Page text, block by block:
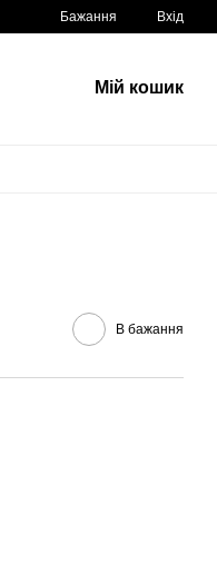
Бажання Вхід
Мій кошик
В бажання